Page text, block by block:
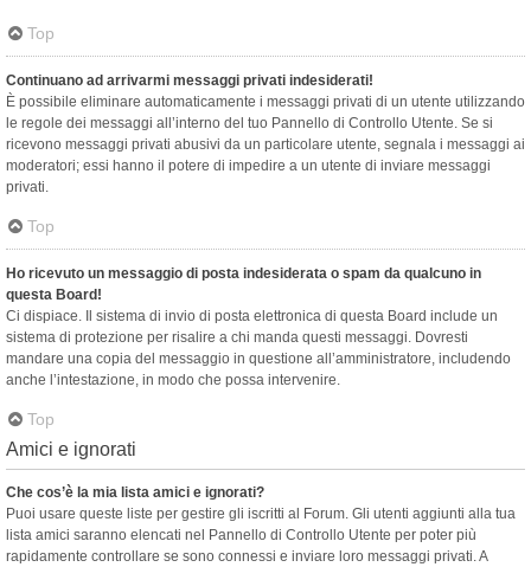
Top
Continuano ad arrivarmi messaggi privati indesiderati!
È possibile eliminare automaticamente i messaggi privati ​​di un utente utilizzando
le regole dei messaggi all’interno del tuo Pannello di Controllo Utente. Se si
ricevono messaggi privati ​​abusivi da un particolare utente, segnala i messaggi ai
moderatori; essi hanno il potere di impedire a un utente di inviare messaggi
privati​​.
Top
Ho ricevuto un messaggio di posta indesiderata o spam da qualcuno in
questa Board!
Ci dispiace. Il sistema di invio di posta elettronica di questa Board include un
sistema di protezione per risalire a chi manda questi messaggi. Dovresti
mandare una copia del messaggio in questione all’amministratore, includendo
anche l’intestazione, in modo che possa intervenire.
Top
Amici e ignorati
Che cos’è la mia lista amici e ignorati?
Puoi usare queste liste per gestire gli iscritti al Forum. Gli utenti aggiunti alla tua
lista amici saranno elencati nel Pannello di Controllo Utente per poter più
rapidamente controllare se sono connessi e inviare loro messaggi privati. A